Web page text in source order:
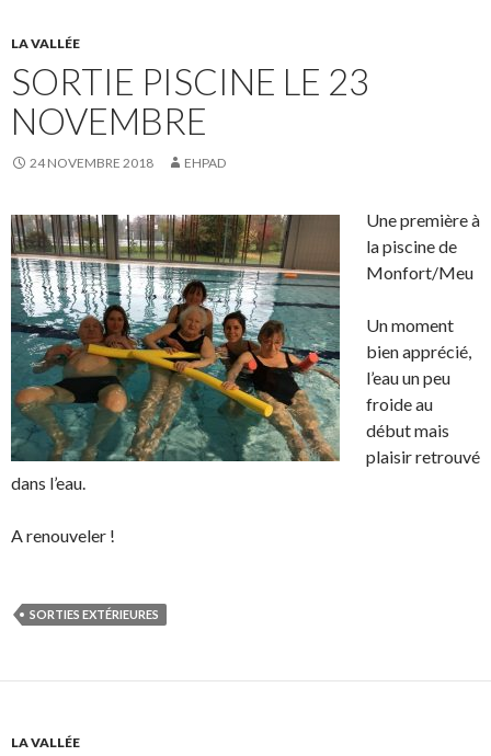
LA VALLÉE
SORTIE PISCINE LE 23
NOVEMBRE
24 NOVEMBRE 2018 EHPAD
Une première à
la piscine de
Monfort/Meu
Un moment
bien apprécié,
l’eau un peu
froide au
début mais
plaisir retrouvé
dans l’eau.
A renouveler !
SORTIES EXTÉRIEURES
LA VALLÉE